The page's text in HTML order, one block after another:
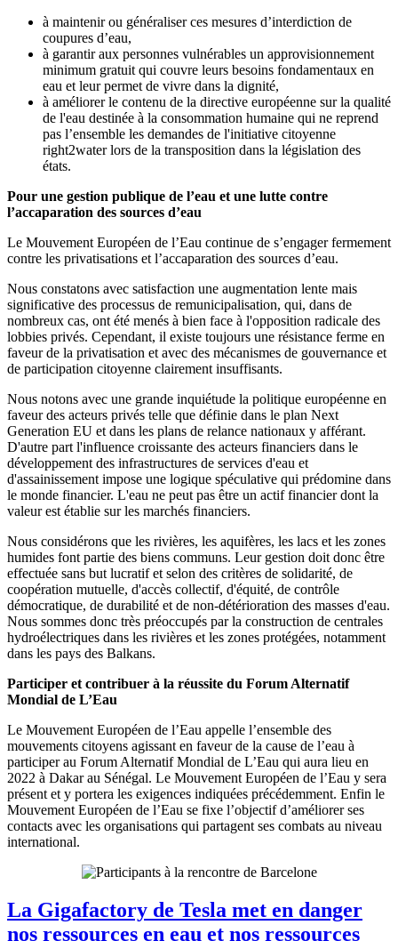
à maintenir ou généraliser ces mesures d’interdiction de
coupures d’eau,
à garantir aux personnes vulnérables un approvisionnement
minimum gratuit qui couvre leurs besoins fondamentaux en
eau et leur permet de vivre dans la dignité,
à améliorer le contenu de la directive européenne sur la qualité
de l'eau destinée à la consommation humaine qui ne reprend
pas l’ensemble les demandes de l'initiative citoyenne
right2water lors de la transposition dans la législation des
états.
Pour une gestion publique de l’eau et une lutte contre
l’accaparation des sources d’eau
Le Mouvement Européen de l’Eau continue de s’engager fermement
contre les privatisations et l’accaparation des sources d’eau.
Nous constatons avec satisfaction une augmentation lente mais
significative des processus de remunicipalisation, qui, dans de
nombreux cas, ont été menés à bien face à l'opposition radicale des
lobbies privés. Cependant, il existe toujours une résistance ferme en
faveur de la privatisation et avec des mécanismes de gouvernance et
de participation citoyenne clairement insuffisants.
Nous notons avec une grande inquiétude la politique européenne en
faveur des acteurs privés telle que définie dans le plan Next
Generation EU et dans les plans de relance nationaux y afférant.
D'autre part l'influence croissante des acteurs financiers dans le
développement des infrastructures de services d'eau et
d'assainissement impose une logique spéculative qui prédomine dans
le monde financier. L'eau ne peut pas être un actif financier dont la
valeur est établie sur les marchés financiers.
Nous considérons que les rivières, les aquifères, les lacs et les zones
humides font partie des biens communs. Leur gestion doit donc être
effectuée sans but lucratif et selon des critères de solidarité, de
coopération mutuelle, d'accès collectif, d'équité, de contrôle
démocratique, de durabilité et de non-détérioration des masses d'eau.
Nous sommes donc très préoccupés par la construction de centrales
hydroélectriques dans les rivières et les zones protégées, notamment
dans les pays des Balkans.
Participer et contribuer à la réussite du Forum Alternatif
Mondial de L’Eau
Le Mouvement Européen de l’Eau appelle l’ensemble des
mouvements citoyens agissant en faveur de la cause de l’eau à
participer au Forum Alternatif Mondial de L’Eau qui aura lieu en
2022 à Dakar au Sénégal. Le Mouvement Européen de l’Eau y sera
présent et y portera les exigences indiquées précédemment. Enfin le
Mouvement Européen de l’Eau se fixe l’objectif d’améliorer ses
contacts avec les organisations qui partagent ses combats au niveau
international.
La Gigafactory de Tesla met en danger
nos ressources en eau et nos ressources